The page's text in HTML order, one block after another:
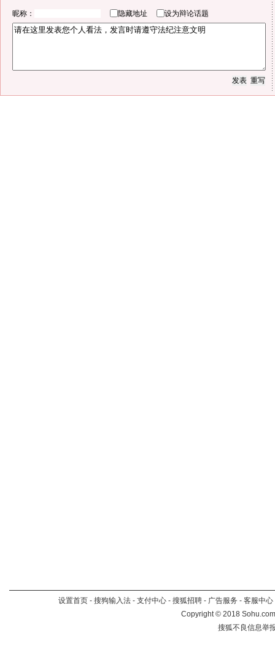
昵称： 隐藏地址 设为辩论话题
设置首页 - 搜狗输入法 - 支付中心 - 搜狐招聘 - 广告服务 - 客服中心
Copyright©2018
搜狐不良信息举